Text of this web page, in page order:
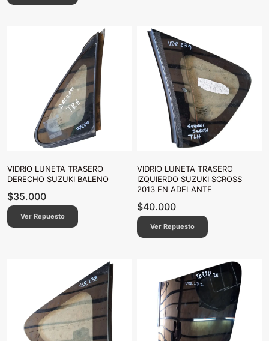
VIDRIO LUNETA TRASERO
DERECHO SUZUKI BALENO
$35.000
Ver Repuesto
VIDRIO LUNETA TRASERO
IZQUIERDO SUZUKI SCROSS
2013 EN ADELANTE
$40.000
Ver Repuesto